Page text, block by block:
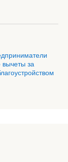
вычеты за